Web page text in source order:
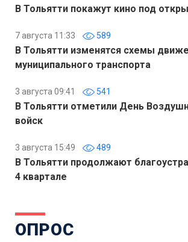
В Тольятти покажут кино под
7 августа 11:33 589
В Тольятти изменятся схемы
муниципального транспорта
3 августа 09:41 541
В Тольятти отметили День
войск
3 августа 15:49 489
В Тольятти продолжают
4 квартале
ОПРОС